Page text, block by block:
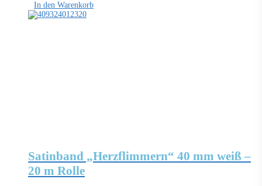
In den Warenkorb
Satinband „Herzflimmern“ 40 mm weiß –
20 m Rolle